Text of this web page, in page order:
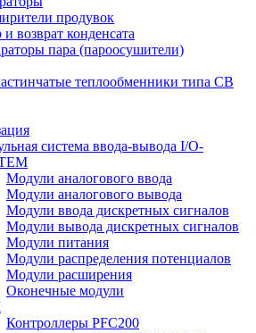
продувок
возврат конденсата
пара (пароосушители)
теплообменники типа CB
система ввода-вывода I/O-
Модули аналогового ввода
Модули аналогового вывода
Модули ввода дискретных сигналов
Модули вывода дискретных сигналов
Модули питания
Модули распределения потенциалов
Модули расширения
Оконечные модули
Контроллеры PFC200